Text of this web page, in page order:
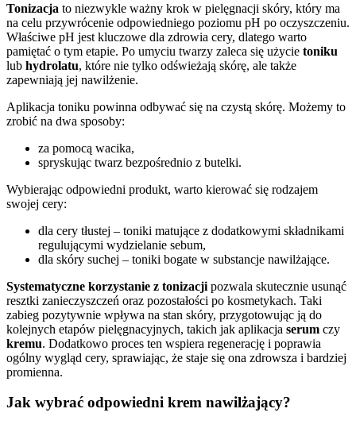
Tonizacja to niezwykle ważny krok w pielęgnacji skóry, który ma
na celu przywrócenie odpowiedniego poziomu pH po oczyszczeniu.
Właściwe pH jest kluczowe dla zdrowia cery, dlatego warto
pamiętać o tym etapie. Po umyciu twarzy zaleca się użycie toniku
lub hydrolatu, które nie tylko odświeżają skórę, ale także
zapewniają jej nawilżenie.
Aplikacja toniku powinna odbywać się na czystą skórę. Możemy to
zrobić na dwa sposoby:
za pomocą wacika,
spryskując twarz bezpośrednio z butelki.
Wybierając odpowiedni produkt, warto kierować się rodzajem
swojej cery:
dla cery tłustej – toniki matujące z dodatkowymi składnikami
regulującymi wydzielanie sebum,
dla skóry suchej – toniki bogate w substancje nawilżające.
Systematyczne korzystanie z tonizacji pozwala skutecznie usunąć
resztki zanieczyszczeń oraz pozostałości po kosmetykach. Taki
zabieg pozytywnie wpływa na stan skóry, przygotowując ją do
kolejnych etapów pielęgnacyjnych, takich jak aplikacja serum czy
kremu. Dodatkowo proces ten wspiera regenerację i poprawia
ogólny wygląd cery, sprawiając, że staje się ona zdrowsza i bardziej
promienna.
Jak wybrać odpowiedni krem nawilżający?